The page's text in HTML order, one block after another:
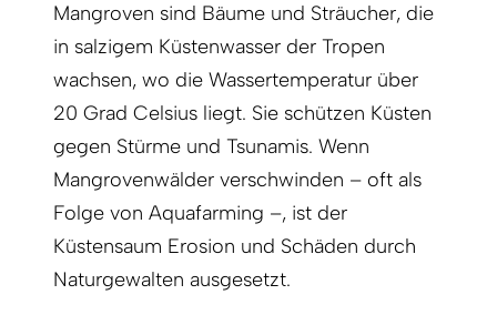
Mangroven sind Bäume und Sträucher, die
in salzigem Küstenwasser der Tropen
wachsen, wo die Wassertemperatur über
20 Grad Celsius liegt. Sie schützen Küsten
gegen Stürme und Tsunamis. Wenn
Mangrovenwälder verschwinden – oft als
Folge von Aquafarming –, ist der
Küstensaum Erosion und Schäden durch
Naturgewalten ausgesetzt.